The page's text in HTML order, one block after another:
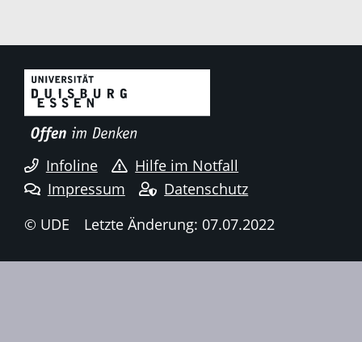
Infoline
Hilfe im Notfall
Impressum
Datenschutz
© UDE
Letzte Änderung: 07.07.2022